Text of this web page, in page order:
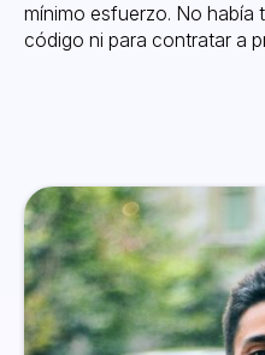
mínimo esfuerzo. No había
código ni para contratar a